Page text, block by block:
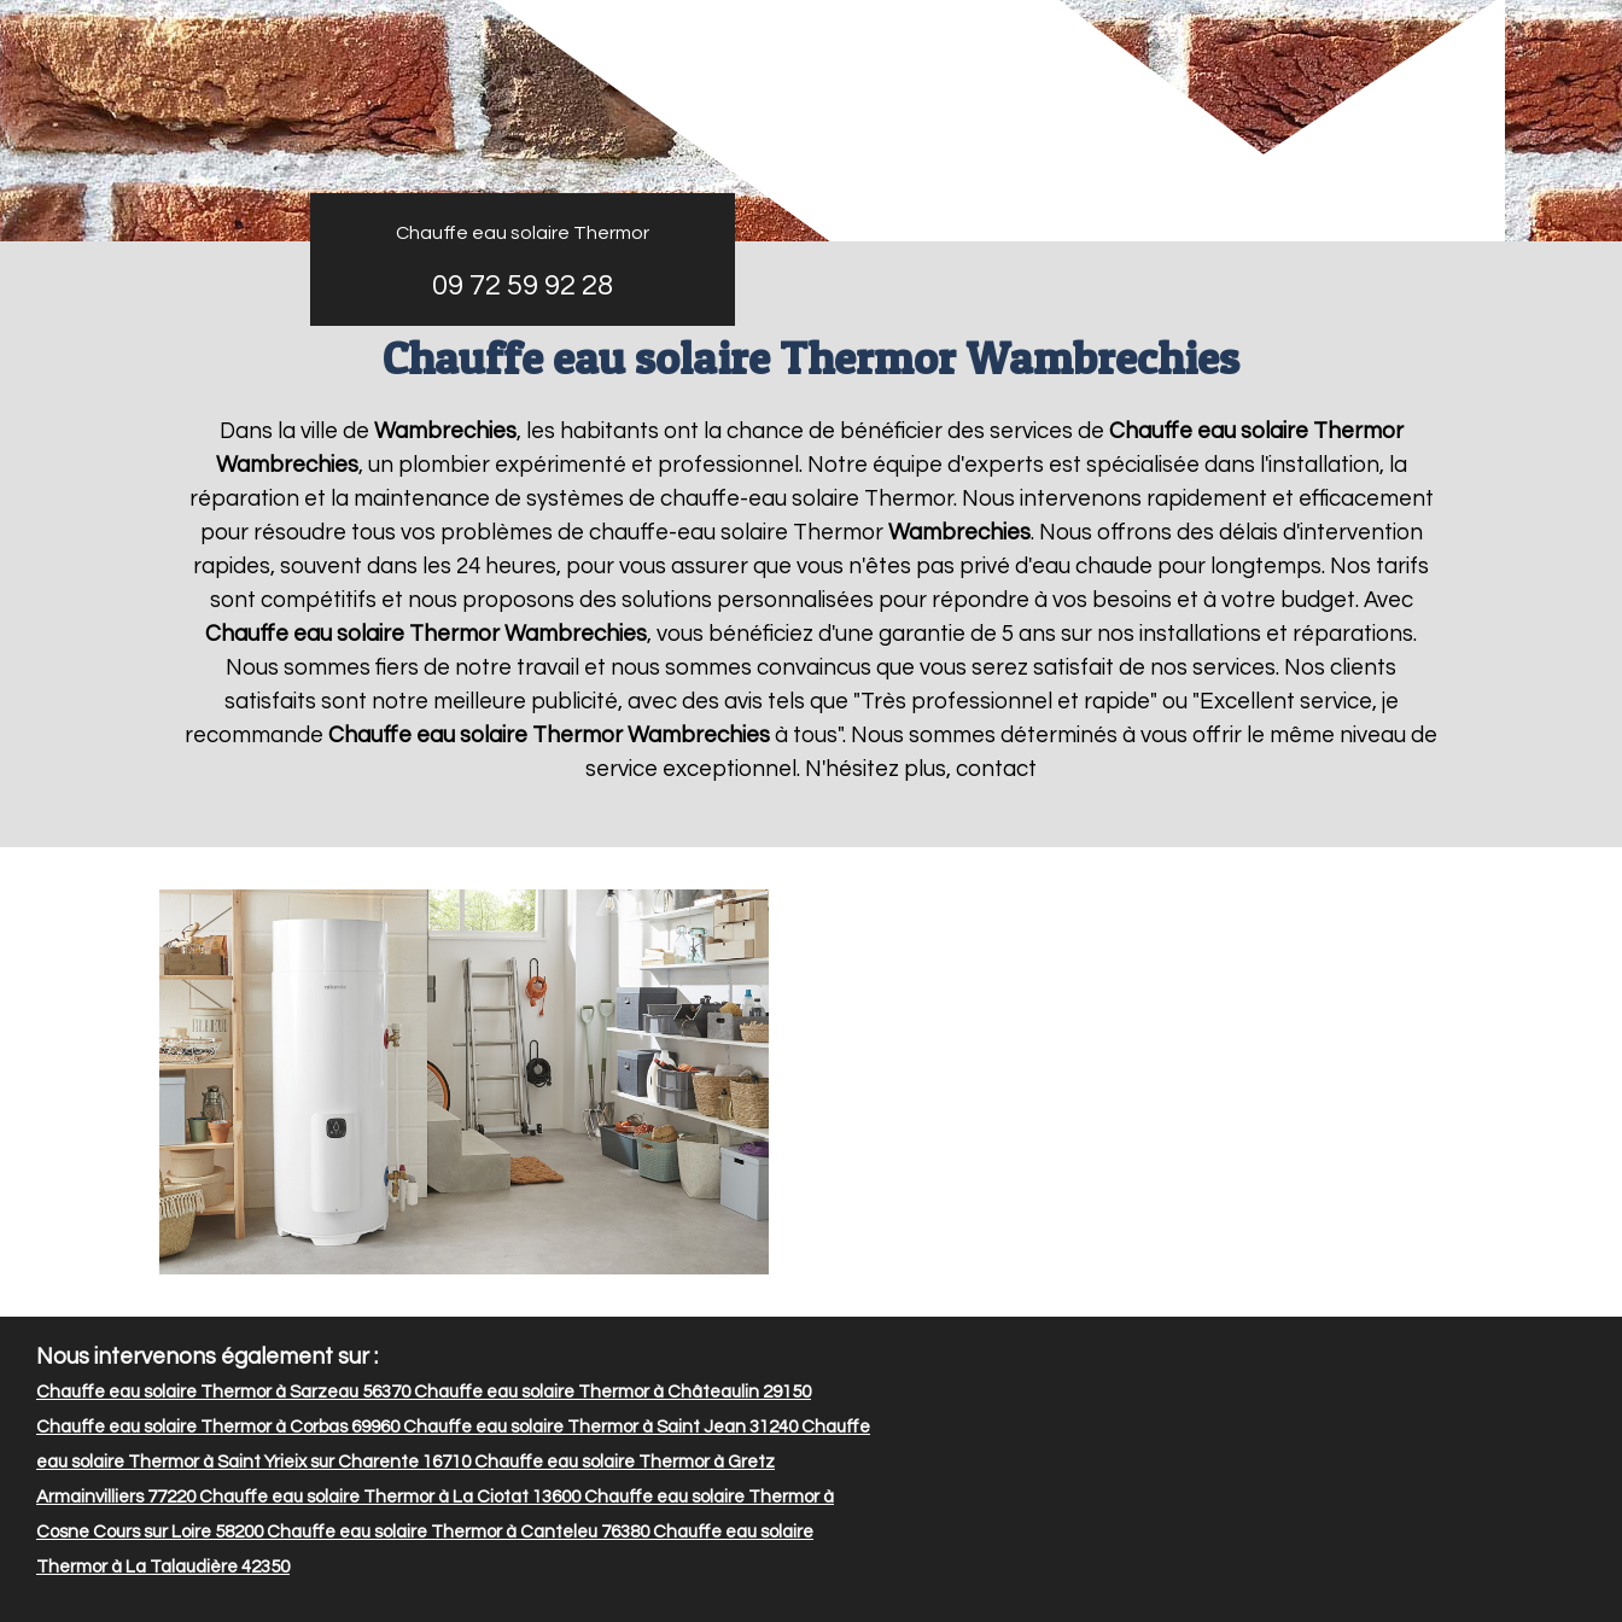
Chauffe eau solaire Thermor
09 72 59 92 28
Chauffe eau solaire Thermor Wambrechies
Dans la ville de Wambrechies, les habitants ont la chance de bénéficier des services de Chauffe eau solaire Thermor
Wambrechies, un plombier expérimenté et professionnel. Notre équipe d'experts est spécialisée dans l'installation, la
réparation et la maintenance de systèmes de chauffe-eau solaire Thermor. Nous intervenons rapidement et efficacement
pour résoudre tous vos problèmes de chauffe-eau solaire Thermor Wambrechies. Nous offrons des délais d'intervention
rapides, souvent dans les 24 heures, pour vous assurer que vous n'êtes pas privé d'eau chaude pour longtemps. Nos tarifs
sont compétitifs et nous proposons des solutions personnalisées pour répondre à vos besoins et à votre budget. Avec
Chauffe eau solaire Thermor Wambrechies, vous bénéficiez d'une garantie de 5 ans sur nos installations et réparations.
Nous sommes fiers de notre travail et nous sommes convaincus que vous serez satisfait de nos services. Nos clients
satisfaits sont notre meilleure publicité, avec des avis tels que "Très professionnel et rapide" ou "Excellent service, je
recommande Chauffe eau solaire Thermor Wambrechies à tous". Nous sommes déterminés à vous offrir le même niveau de
service exceptionnel. N'hésitez plus, contact
Nous intervenons également sur :
Chauffe eau solaire Thermor à Sarzeau 56370Chauffe eau solaire Thermor à Châteaulin 29150
Chauffe eau solaire Thermor à Corbas 69960Chauffe eau solaire Thermor à Saint Jean 31240Chauffe
eau solaire Thermor à Saint Yrieix sur Charente 16710Chauffe eau solaire Thermor à Gretz
Armainvilliers 77220Chauffe eau solaire Thermor à La Ciotat 13600Chauffe eau solaire Thermor à
Cosne Cours sur Loire 58200Chauffe eau solaire Thermor à Canteleu 76380Chauffe eau solaire
Thermor à La Talaudière 42350